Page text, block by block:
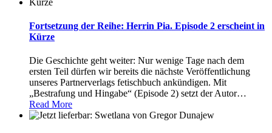
Fortsetzung der Reihe: Herrin Pia. Episode 2 erscheint in
Kürze
Die Geschichte geht weiter: Nur wenige Tage nach dem
ersten Teil dürfen wir bereits die nächste Veröffentlichung
unseres Partnerverlags fetischbuch ankündigen. Mit
„Bestrafung und Hingabe“ (Episode 2) setzt der Autor…
Read More